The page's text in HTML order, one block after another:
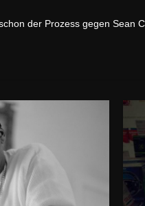
der Prozess gegen Sean